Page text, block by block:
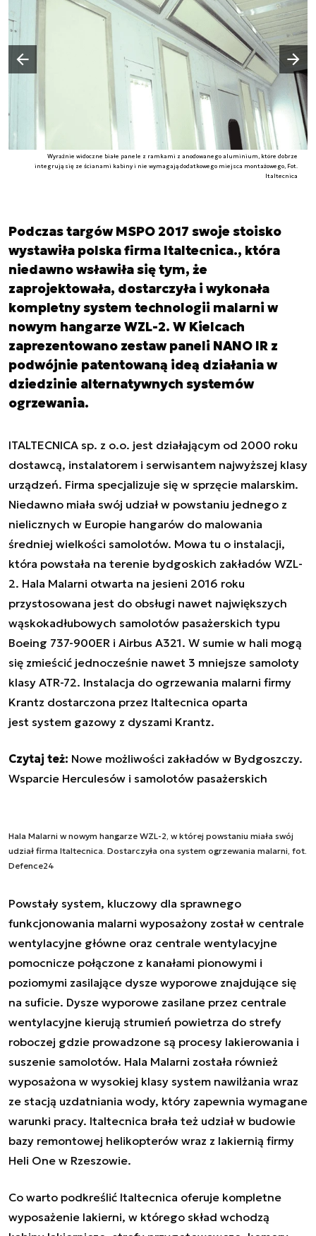
Wyraźnie widoczne białe panele z ramkami z anodowanego aluminium, które dobrze
integrują się ze ścianami kabiny i nie wymagają dodatkowego miejsca montażowego, Fot.
Italtecnica
Poprzedni slajd
Następny slajd
Podczas targów MSPO 2017 swoje stoisko
wystawiła polska firma Italtecnica., która
niedawno wsławiła się tym, że
zaprojektowała, dostarczyła i wykonała
kompletny system technologii malarni w
nowym hangarze WZL-2. W Kielcach
zaprezentowano zestaw paneli NANO IR z
podwójnie patentowaną ideą działania w
dziedzinie alternatywnych systemów
ogrzewania.
ITALTECNICA sp. z o.o. jest działającym od 2000 roku
dostawcą, instalatorem i serwisantem najwyższej klasy
urządzeń. Firma specjalizuje się w sprzęcie malarskim.
Niedawno miała swój udział w powstaniu jednego z
nielicznych w Europie hangarów do malowania
średniej wielkości samolotów. Mowa tu o instalacji,
która powstała na terenie bydgoskich zakładów WZL-
2. Hala Malarni otwarta na jesieni 2016 roku
przystosowana jest do obsługi nawet największych
wąskokadłubowych samolotów pasażerskich typu
Boeing 737-900ER i Airbus A321. W sumie w hali mogą
się zmieścić jednocześnie nawet 3 mniejsze samoloty
klasy ATR-72. Instalacja do ogrzewania malarni firmy
Krantz dostarczona przez Italtecnica oparta
jest system gazowy z dyszami Krantz.
Czytaj też: Nowe możliwości zakładów w Bydgoszczy.
Wsparcie Herculesów i samolotów pasażerskich
Hala Malarni w nowym hangarze WZL-2, w której powstaniu miała swój
udział firma Italtecnica. Dostarczyła ona system ogrzewania malarni, fot.
Defence24
Powstały system, kluczowy dla sprawnego
funkcjonowania malarni wyposażony został w centrale
wentylacyjne główne oraz centrale wentylacyjne
pomocnicze połączone z kanałami pionowymi i
poziomymi zasilające dysze wyporowe znajdujące się
na suficie. Dysze wyporowe zasilane przez centrale
wentylacyjne kierują strumień powietrza do strefy
roboczej gdzie prowadzone są procesy lakierowania i
suszenie samolotów. Hala Malarni została również
wyposażona w wysokiej klasy system nawilżania wraz
ze stacją uzdatniania wody, który zapewnia wymagane
warunki pracy. Italtecnica brała też udział w budowie
bazy remontowej helikopterów wraz z lakiernią firmy
Heli One w Rzeszowie.
Co warto podkreślić Italtecnica oferuje kompletne
wyposażenie lakierni, w którego skład wchodzą